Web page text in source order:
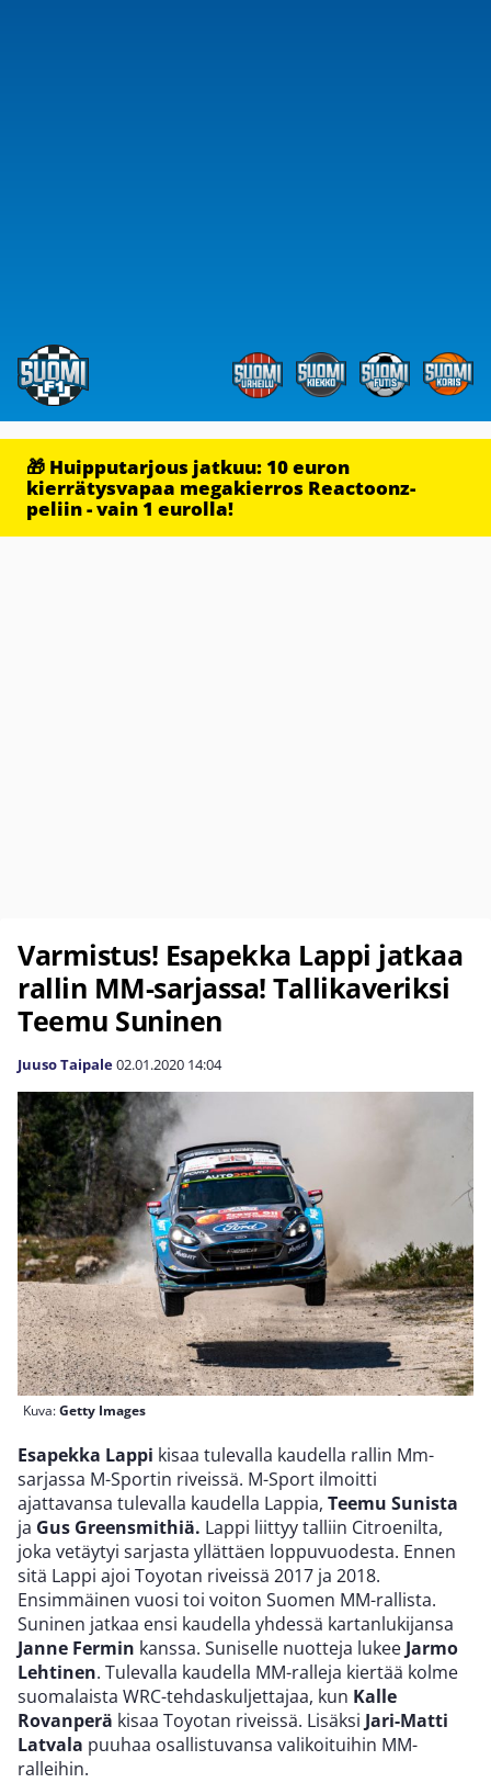
🎁 Huipputarjous jatkuu: 10 euron
kierrätysvapaa megakierros Reactoonz-
peliin - vain 1 eurolla!
Varmistus! Esapekka Lappi jatkaa
rallin MM-sarjassa! Tallikaveriksi
Teemu Suninen
Juuso Taipale02.01.2020 14:04
Kuva:Getty Images
Esapekka Lappi kisaa tulevalla kaudella rallin Mm-
sarjassa M-Sportin riveissä. M-Sport ilmoitti
ajattavansa tulevalla kaudella Lappia, Teemu Sunista
ja Gus Greensmithiä. Lappi liittyy talliin Citroenilta,
joka vetäytyi sarjasta yllättäen loppuvuodesta. Ennen
sitä Lappi ajoi Toyotan riveissä 2017 ja 2018.
Ensimmäinen vuosi toi voiton Suomen MM-rallista.
Suninen jatkaa ensi kaudella yhdessä kartanlukijansa
Janne Fermin kanssa. Suniselle nuotteja lukee Jarmo
Lehtinen. Tulevalla kaudella MM-ralleja kiertää kolme
suomalaista WRC-tehdaskuljettajaa, kun Kalle
Rovanperä kisaa Toyotan riveissä. Lisäksi Jari-Matti
Latvala puuhaa osallistuvansa valikoituihin MM-
ralleihin.